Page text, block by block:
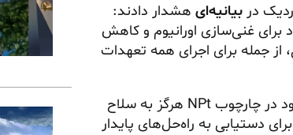
در بیانیه‌ای هشدار دادند:
برای غنی‌سازی اورانیوم و کاهش
از جمله برای اجرای همه تعهدات
در این بیانیه آمده است: «ضروری است رژیم ایران در راستای تعهدات خود در چارچوب NPt هرگز به سلاح
دستیابی به راه‌حل‌های پایدار